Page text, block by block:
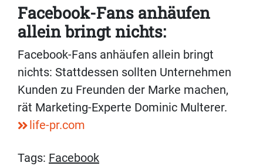
Facebook-Fans anhäufen
allein bringt nichts:
Facebook-Fans anhäufen allein bringt
nichts: Stattdessen sollten Unternehmen
Kunden zu Freunden der Marke machen,
rät Marketing-Experte Dominic Multerer.
life-pr.com
Tags: Facebook